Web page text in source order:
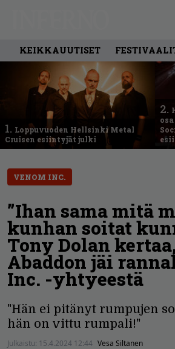
KEIKKAUUTISET
1. Loppuvuoden Hellsinki Metal
Cruisen esiintyjät julki
2.
VENOM INC.
”Ihan sama mitä
kunhan soitat
Tony Dolan
Abaddon jäi
Inc. -yhtyeestä
"Hän ei pitänyt rumpujen
hän on vittu rumpali!"
Julkaistu: 15.4.2024 12:44 Vesa Siltanen